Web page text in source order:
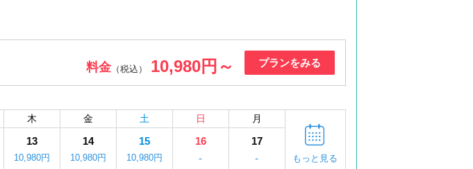
料金（税込） 10,980円～ プランをみる
木 金 土 日 月
13
10,980円
14
10,980円
15
10,980円
16
-
17
-
もっと見る